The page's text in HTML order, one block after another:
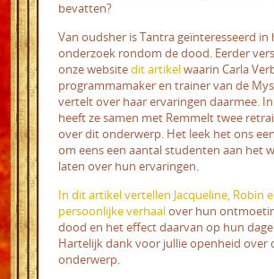
bevatten?
Van oudsher is Tantra geïnteresseerd in
onderzoek rondom de dood. Eerder
onze websitedit artikelwaarin Carla
programmamaker en trainer van de
vertelt over haar ervaringen daarmee.
heeft ze samen met Remmelt twee
over dit onderwerp. Het leek het ons
om eens een aantal studenten aan het
laten over hun ervaringen.
In dit artikel vertellen Jacqueline, Robin
persoonlijke verhaalover hun
dood en het effect daarvan op hun
Hartelijk dank voor jullie openheid over
onderwerp.